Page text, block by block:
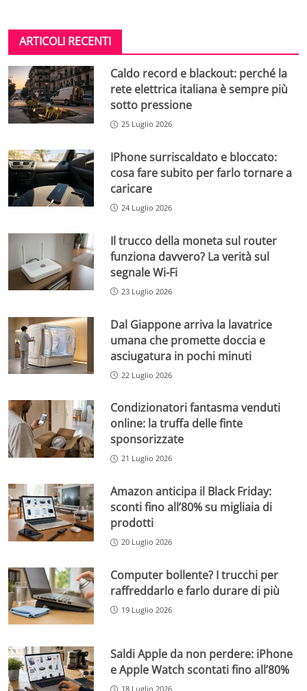
ARTICOLI RECENTI
Caldo record e blackout: perché la
rete elettrica italiana è sempre più
sotto pressione
25 Luglio 2026
IPhone surriscaldato e bloccato:
cosa fare subito per farlo tornare a
caricare
24 Luglio 2026
Il trucco della moneta sul router
funziona davvero? La verità sul
segnale Wi-Fi
23 Luglio 2026
Dal Giappone arriva la lavatrice
umana che promette doccia e
asciugatura in pochi minuti
22 Luglio 2026
Condizionatori fantasma venduti
online: la truffa delle finte
sponsorizzate
21 Luglio 2026
Amazon anticipa il Black Friday:
sconti fino all’80% su migliaia di
prodotti
20 Luglio 2026
Computer bollente? I trucchi per
raffreddarlo e farlo durare di più
19 Luglio 2026
Saldi Apple da non perdere: iPhone
e Apple Watch scontati fino all’80%
18 Luglio 2026